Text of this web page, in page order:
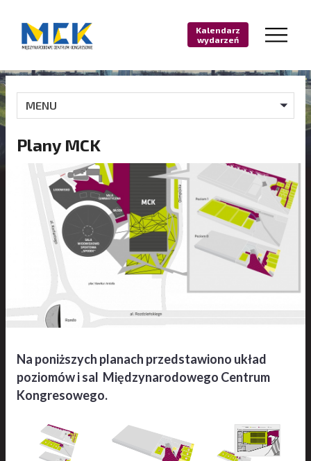
Kalendarz
wydarzeń
MENU
Plany MCK
Na poniższych planach przedstawiono układ
poziomów i sal Międzynarodowego Centrum
Kongresowego.